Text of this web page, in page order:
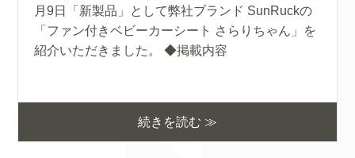
月9日「新製品」として弊社ブランド SunRuckの
「ファン付きベビーカーシート さらりちゃん」を
紹介いただきました。 ◆掲載内容
続きを読む ≫